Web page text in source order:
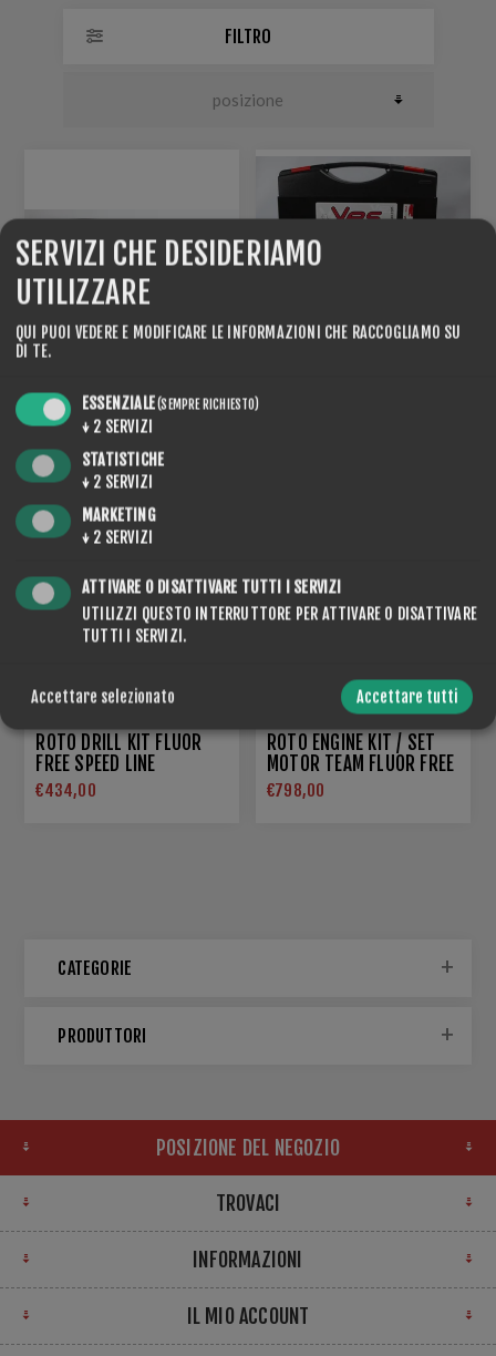
FILTRO
KIT TRAPANO
SNOWBOARD FLUOR FREE
SPEED LINE
€378,00
ROTO DRILL KIT FLUOR
FREE SPEED LINE
€434,00
ROTO ENGINE KIT / SET
MOTOR TEAM FLUOR FREE
SPEED LINE
€798,00
CATEGORIE
PRODUTTORI
POSIZIONE DEL NEGOZIO
TROVACI
INFORMAZIONI
IL MIO ACCOUNT
SERVIZI CHE DESIDERIAMO
UTILIZZARE
QUI PUOI VEDERE E MODIFICARE LE INFORMAZIONI CHE RACCOGLIAMO SU
DI TE.
ESSENZIALE(SEMPRE RICHIESTO)
↓ 2 SERVIZI
STATISTICHE
↓ 2 SERVIZI
MARKETING
↓ 2 SERVIZI
ATTIVARE O DISATTIVARE TUTTI I SERVIZI
UTILIZZI QUESTO INTERRUTTORE PER ATTIVARE O DISATTIVARE
TUTTI I SERVIZI.
Accettare selezionato Accettare tutti